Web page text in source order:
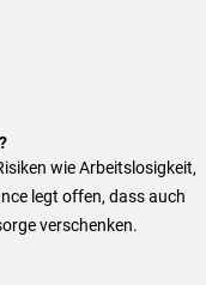
wie Arbeitslosigkeit,
legt offen, dass auch
verschenken.